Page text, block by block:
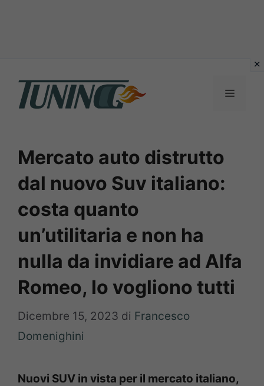
contenuto
Menu
Mercato auto distrutto
dal nuovo Suv italiano:
costa quanto
un’utilitaria e non ha
nulla da invidiare ad Alfa
Romeo, lo vogliono tutti
Dicembre 15, 2023 di Francesco
Domenighini
Nuovi SUV in vista per il mercato italiano,